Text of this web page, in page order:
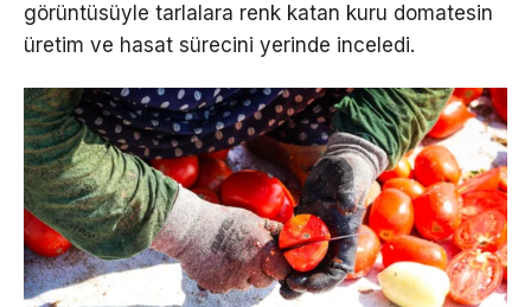
görüntüsüyle tarlalara renk katan kuru domatesin
üretim ve hasat sürecini yerinde inceledi.